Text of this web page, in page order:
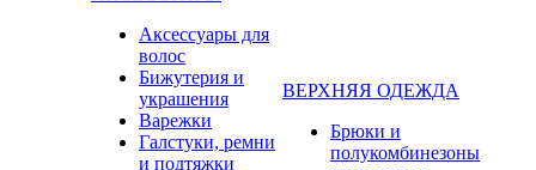
Аксессуары для
волос
Бижутерия и
украшения
Варежки
Галстуки, ремни
и подтяжки
ВЕРХНЯЯ ОДЕЖДА
Брюки и
полукомбинезоны